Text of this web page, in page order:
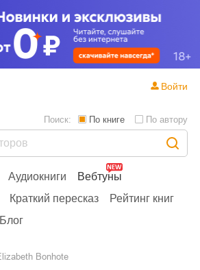
Аудиокниги
Вебтуны
Краткий пересказ
Рейтинг книг
Блог
Поиск: По книге По автору
Войти
Elizabeth Bonhote